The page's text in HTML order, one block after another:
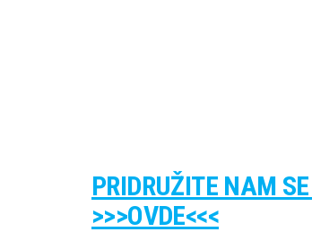
PRIDRUŽITE NAM
>>>OVDE<<<